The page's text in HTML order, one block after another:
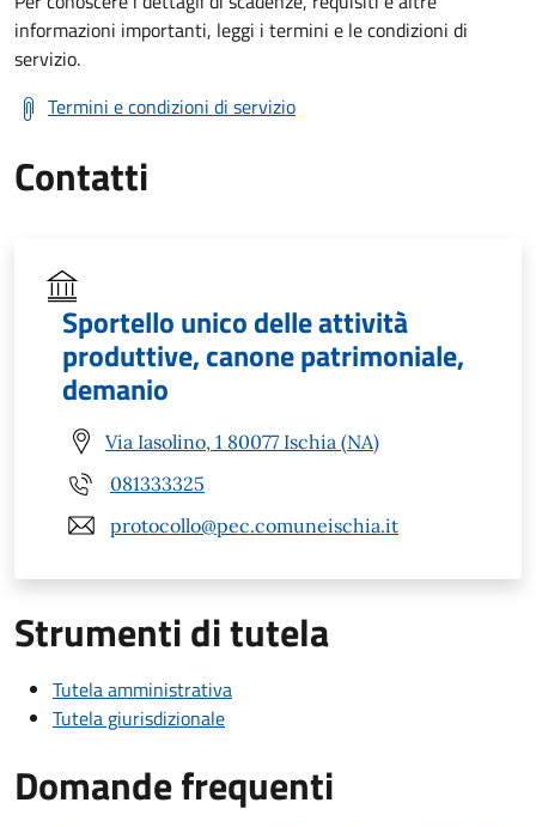
informazioni importanti, leggi i termini e le condizioni di
servizio.
Termini e condizioni di servizio
Contatti
Sportello unico delle attività
produttive, canone patrimoniale,
demanio
Via Iasolino, 1 80077 Ischia (NA)
081333325
protocollo@pec.comuneischia.it
Strumenti di tutela
Tutela amministrativa
Tutela giurisdizionale
Domande frequenti